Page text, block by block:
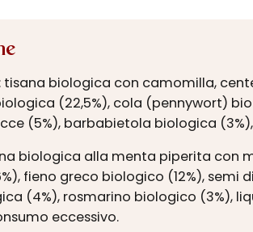
tisana biologica con camomilla,
(22,5%), cola (pennywort)
(5%), barbabietola biologica
biologica alla menta piperita con
fieno greco biologico (12%),
(4%), rosmarino biologico (3%),
eccessivo.